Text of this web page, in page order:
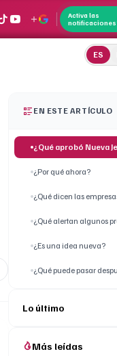
Activa las
notificaciones
ES
EN ESTE ARTÍCULO
¿Qué aprobó Nueva
¿Por qué ahora?
¿Qué dicen las
¿Qué alertan algunos
¿Es una idea nueva?
¿Qué puede pasar
Lo último
Más leídas